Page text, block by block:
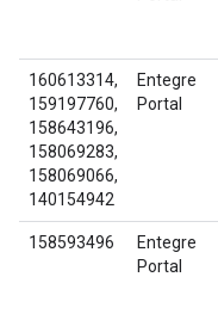
160613314,
159197760,
158643196,
158069283,
158069066,
140154942
Entegre
Portal
158593496
Entegre
Portal